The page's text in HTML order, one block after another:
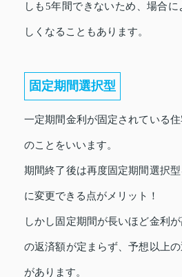
しも5年間できないため、場合
しくなることもあります。
固定期間選択型
一定期間金利が固定されている
のことをいいます。
期間終了後は再度固定期間選択
に変更できる点がメリット！
しかし固定期間が長いほど金利
の返済額が定まらず、予想以上
があります。